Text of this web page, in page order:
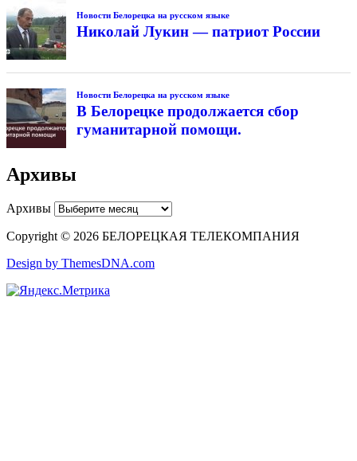
Новости Белорецка на русском языке
Николай Лукин — патриот России
Новости Белорецка на русском языке
В Белорецке продолжается сбор
гуманитарной помощи.
Архивы
Архивы
Copyright © 2026 БЕЛОРЕЦКАЯ ТЕЛЕКОМПАНИЯ
Design by ThemesDNA.com